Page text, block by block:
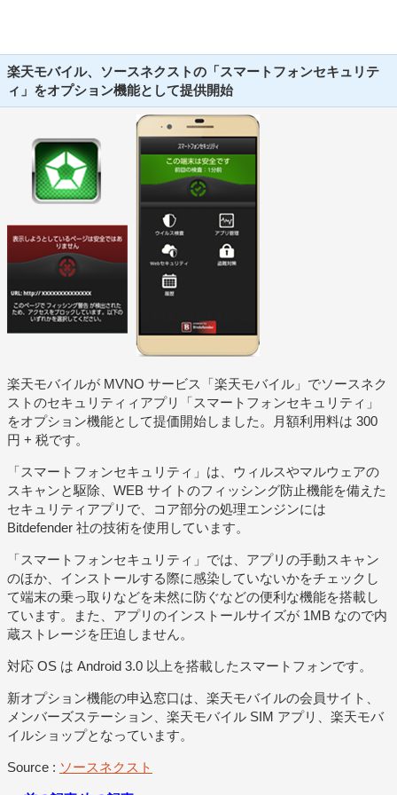
楽天モバイル、ソースネクストの「スマートフォンセキュリテ
ィ」をオプション機能として提供開始
楽天モバイルが MVNO サービス「楽天モバイル」でソースネク
ストのセキュリティィアプリ「スマートフォンセキュリティ」
をオプション機能として提価開始しました。月額利用料は 300
円 + 税です。
「スマートフォンセキュリティ」は、ウィルスやマルウェアの
スキャンと駆除、WEB サイトのフィッシング防止機能を備えた
セキュリティアプリで、コア部分の処理エンジンには
Bitdefender 社の技術を使用しています。
「スマートフォンセキュリティ」では、アプリの手動スキャン
のほか、インストールする際に感染していないかをチェックし
て端末の乗っ取りなどを未然に防ぐなどの便利な機能を搭載し
ています。また、アプリのインストールサイズが 1MB なので内
蔵ストレージを圧迫しません。
対応 OS は Android 3.0 以上を搭載したスマートフォンです。
新オプション機能の申込窓口は、楽天モバイルの会員サイト、
メンバーズステーション、楽天モバイル SIM アプリ、楽天モバ
イルショップとなっています。
Source : ソースネクスト